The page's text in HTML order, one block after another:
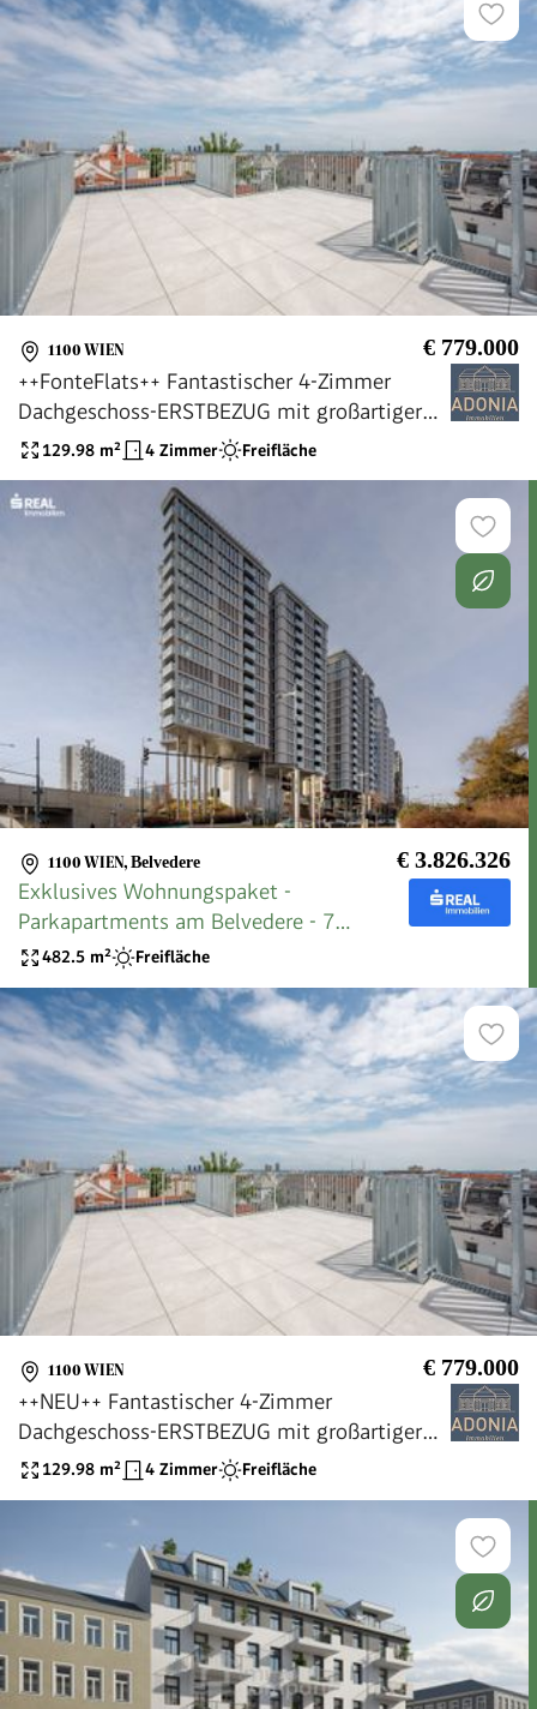
1100 WIEN € 779.000
++FonteFlats++ Fantastischer 4-Zimmer
Dachgeschoss-ERSTBEZUG mit großartiger
Dachterrasse
129.98 m² 4 Zimmer Freifläche
1100 WIEN, Belvedere € 3.826.326
Exklusives Wohnungspaket -
Parkapartments am Belvedere - 7
Wohnungen
482.5 m² Freifläche
1100 WIEN € 779.000
++NEU++ Fantastischer 4-Zimmer
Dachgeschoss-ERSTBEZUG mit großartiger
Dachterrasse
129.98 m² 4 Zimmer Freifläche